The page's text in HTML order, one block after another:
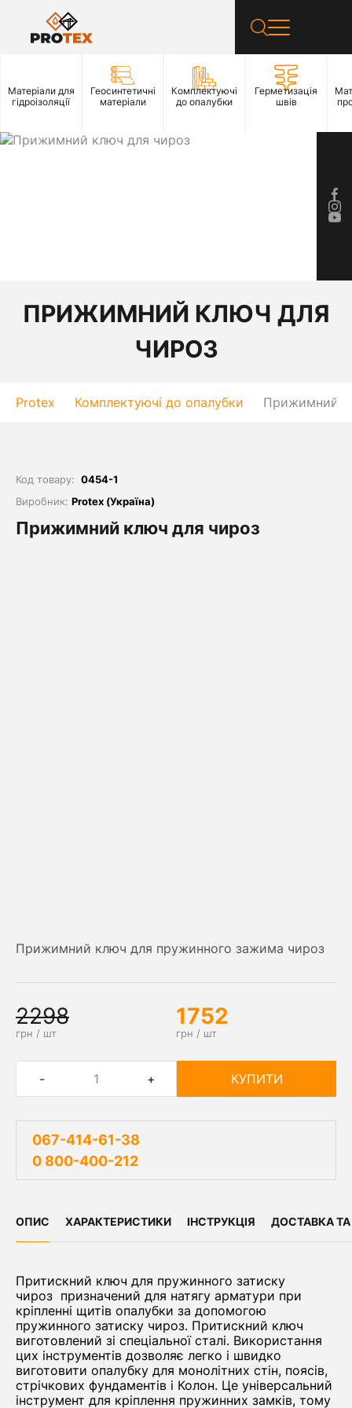
Матеріали для
гідроізоляції
Геосинтетичні
матеріали
Комплектуючі
до опалубки
Герметизація
швів
ПРИЖИМНИЙ КЛЮЧ ДЛЯ
ЧИРОЗ
Protex Комплектуючі до опалубки Прижимний
Код товару: 0454-1
Виробник: Protex (Україна)
Прижимний ключ для чироз
Прижимний ключ для пружинного зажима чироз
2298
грн / шт
1752
грн / шт
- + КУПИТИ
067-414-61-38
0 800-400-212
ОПИС ХАРАКТЕРИСТИКИ ІНСТРУКЦІЯ ДОСТАВКА
Притискний ключ для пружинного затиску
чироз призначений для натягу арматури при
кріпленні щитів опалубки за допомогою
пружинного затиску чироз. Притискний ключ
виготовлений зі спеціальної сталі. Використання
цих інструментів дозволяє легко і швидко
виготовити опалубку для монолітних стін, поясів,
стрічкових фундаментів і Колон. Це універсальний
інструмент для кріплення пружинних замків, тому